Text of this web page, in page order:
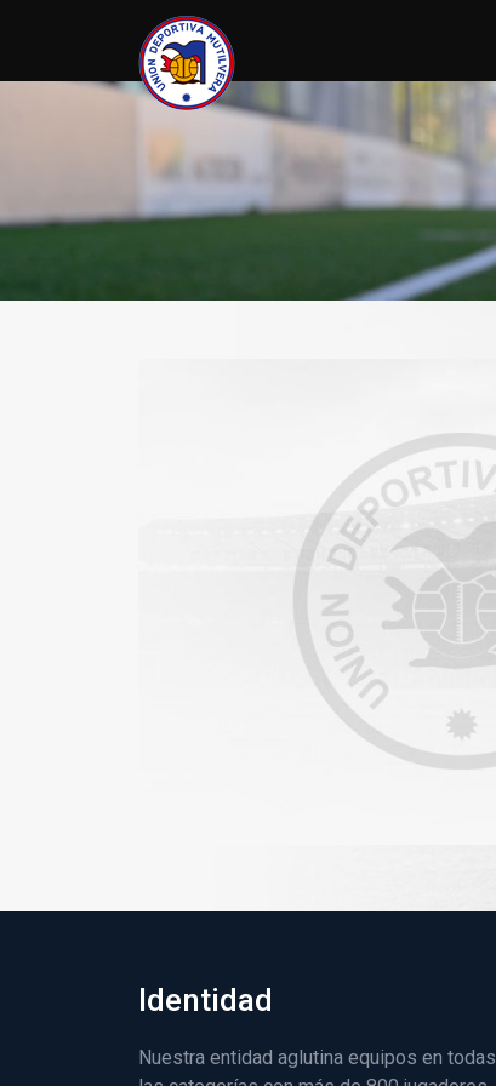
Identidad
Nuestra entidad aglutina equipos en todas